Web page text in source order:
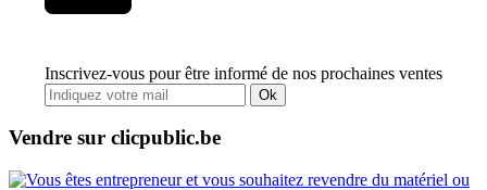
Inscrivez-vous pour être informé de nos prochaines ventes
Ok
Vendre sur clicpublic.be